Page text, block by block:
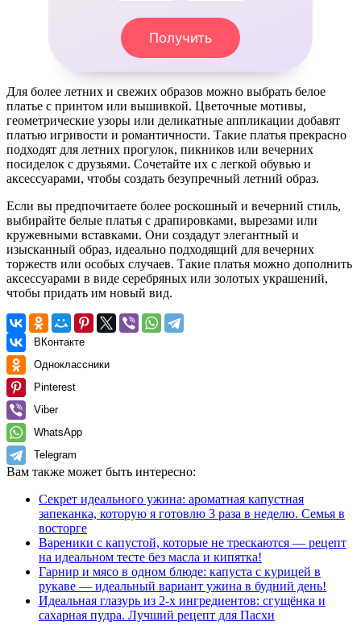
Получить
Для более летних и свежих образов можно выбрать белое
платье с принтом или вышивкой. Цветочные мотивы,
геометрические узоры или деликатные аппликации добавят
платью игривости и романтичности. Такие платья прекрасно
подходят для летних прогулок, пикников или вечерних
посиделок с друзьями. Сочетайте их с легкой обувью и
аксессуарами, чтобы создать безупречный летний образ.
Если вы предпочитаете более роскошный и вечерний стиль,
выбирайте белые платья с драпировками, вырезами или
кружевными вставками. Они создадут элегантный и
изысканный образ, идеально подходящий для вечерних
торжеств или особых случаев. Такие платья можно дополнить
аксессуарами в виде серебряных или золотых украшений,
чтобы придать им новый вид.
ВКонтакте
Одноклассники
Pinterest
Viber
WhatsApp
Telegram
Вам также может быть интересно:
Секрет идеального ужина: ароматная капустная
запеканка, которую я готовлю 3 раза в неделю. Семья в
восторге
Вареники с капустой, которые не трескаются — рецепт
на идеальном тесте без масла и кипятка!
Гарнир и мясо в одном блюде: капуста с курицей в
рукаве — идеальный вариант ужина в будний день!
Идеальная глазурь из 2-х ингредиентов: сгущёнка и
сахарная пудра. Лучший рецепт для Пасхи